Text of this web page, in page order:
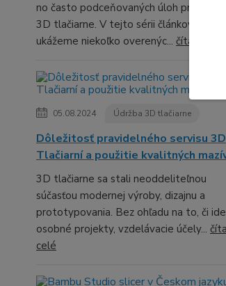
no často podceňovaných úloh pri údržbe
3D tlačiarne. V tejto sérii článkov ti
ukážeme niekoľko overenýc... čítať celé
05.08.2024 Údržba 3D tlačiarne
Dôležitosť pravidelného servisu 3D
Tlačiarní a použitie kvalitných
3D tlačiarne sa stali neoddeliteľnou
súčasťou modernej výroby, dizajnu a
prototypovania. Bez ohľadu na to, či
osobné projekty, vzdelávacie účely...
celé